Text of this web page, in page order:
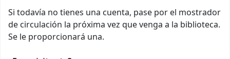
Si todavía no tienes una cuenta, pase por el mostrador
de circulación la próxima vez que venga a la biblioteca.
Se le proporcionará una.